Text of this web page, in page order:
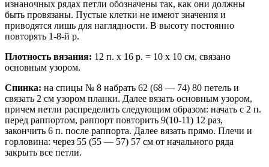
изнаночных рядах петли обозначены так, как они должны
быть провязаны. Пустые клетки не имеют значения и
приводятся лишь для наглядности. В высоту постоянно
повторять 1-8-й р.
Плотность вязания: 12 п. х 16 р. = 10 х 10 см, связано
основным узором.
Спинка: на спицы № 8 набрать 62 (68 — 74) 80 петель и
связать 2 см узором планки. Далее вязать основным узором,
причем петли распределить следующим образом: начать с 2 п.
перед раппортом, раппорт повторить 9(10-11) 12 раз,
закончить 6 п. после раппорта. Далее вязать прямо. Плечи и
горловина: через 55 (55 — 57) 57 см от начального ряда
закрыть все петли.